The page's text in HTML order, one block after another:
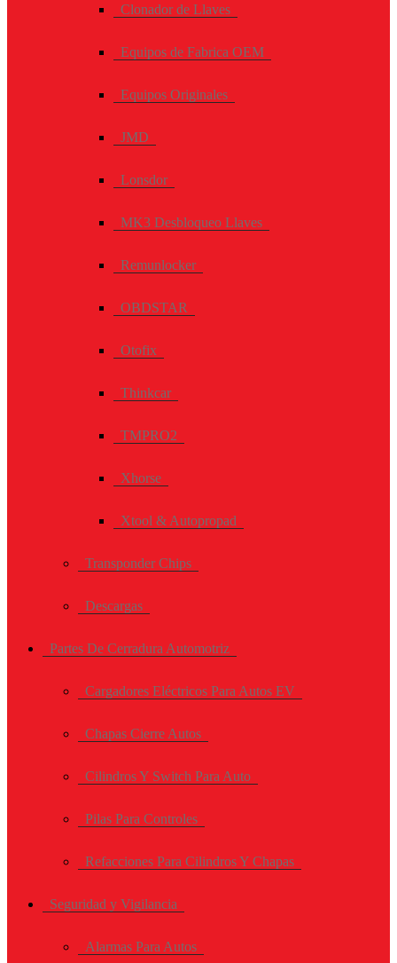
Clonador de Llaves
Equipos de Fabrica OEM
Equipos Originales
JMD
Lonsdor
MK3 Desbloqueo Llaves
Remunlocker
OBDSTAR
Otofix
Thinkcar
TMPRO2
Xhorse
Xtool & Autopropad
Transponder Chips
Descargas
Partes De Cerradura Automotriz
Cargadores Eléctricos Para Autos EV
Chapas Cierre Autos
Cilindros Y Switch Para Auto
Pilas Para Controles
Refacciones Para Cilindros Y Chapas
Seguridad y Vigilancia
Alarmas Para Autos